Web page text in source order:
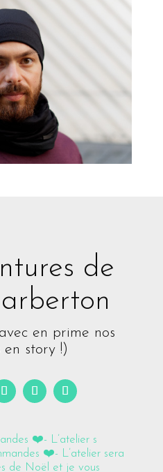
de
en prime nos
en story !)
❤️- L’atelier s